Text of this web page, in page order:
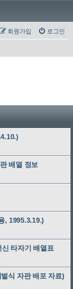
로그인
회원가입
배열 정보
, 1995.3.19.)
타자기 배열표
식 자판 배포 자료)